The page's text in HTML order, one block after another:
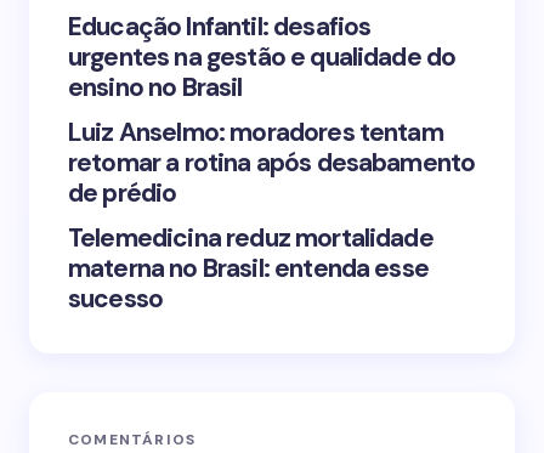
Submit Comment
Educação Infantil: desafios
urgentes na gestão e qualidade do
ensino no Brasil
Luiz Anselmo: moradores tentam
retomar a rotina após desabamento
de prédio
Telemedicina reduz mortalidade
materna no Brasil: entenda esse
sucesso
COMENTÁRIOS